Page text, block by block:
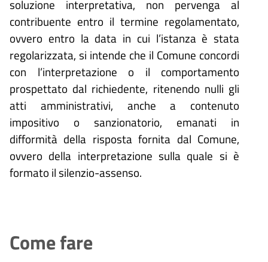
soluzione interpretativa, non pervenga al
contribuente entro il termine regolamentato,
ovvero entro la data in cui l’istanza è stata
regolarizzata, si intende che il Comune concordi
con l’interpretazione o il comportamento
prospettato dal richiedente, ritenendo nulli gli
atti amministrativi, anche a contenuto
impositivo o sanzionatorio, emanati in
difformità della risposta fornita dal Comune,
ovvero della interpretazione sulla quale si è
formato il silenzio-assenso.
Come fare